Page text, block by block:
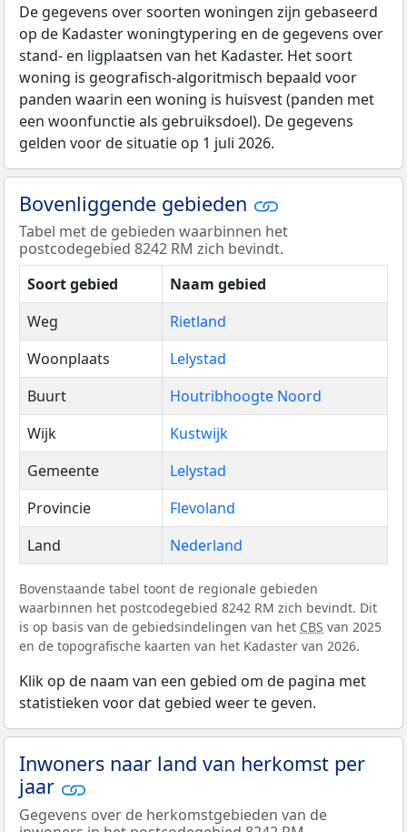
De gegevens over soorten woningen zijn gebaseerd
op de Kadaster woningtypering en de gegevens over
stand- en ligplaatsen van het Kadaster. Het soort
woning is geografisch-algoritmisch bepaald voor
panden waarin een woning is huisvest (panden met
een woonfunctie als gebruiksdoel). De gegevens
gelden voor de situatie op 1 juli 2026.
Bovenliggende gebieden
Tabel met de gebieden waarbinnen het
postcodegebied 8242 RM zich bevindt.
Soort gebied
Naam gebied
Weg
Rietland
Woonplaats
Lelystad
Buurt
Houtribhoogte Noord
Wijk
Kustwijk
Gemeente
Lelystad
Provincie
Flevoland
Land
Nederland
Bovenstaande tabel toont de regionale gebieden
waarbinnen het postcodegebied 8242 RM zich bevindt. Dit
is op basis van de gebiedsindelingen van het CBS van 2025
en de topografische kaarten van het Kadaster van 2026.
Klik op de naam van een gebied om de pagina met
statistieken voor dat gebied weer te geven.
Inwoners naar land van herkomst per
jaar
Gegevens over de herkomstgebieden van de